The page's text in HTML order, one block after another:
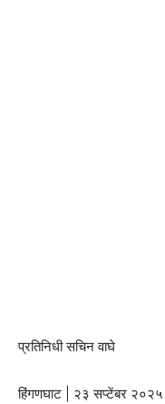
प्रतिनिधी सचिन वाघे
हिंगणघाट | २३ सप्टेंबर